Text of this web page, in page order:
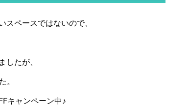
ペースではないので、
たが、
。
キャンペーン中♪